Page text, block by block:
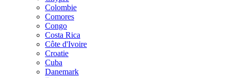
Colombie
Comores
Congo
Costa Rica
Côte d'Ivoire
Croatie
Cuba
Danemark